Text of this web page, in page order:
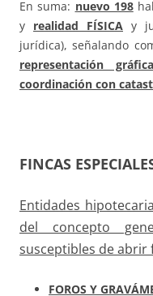
En suma: nuevo 198
y realidad FÍSICA y
jurídica), señalando
representación
coordinación con
FINCAS
Entidades
del concepto
susceptibles de
FOROS Y